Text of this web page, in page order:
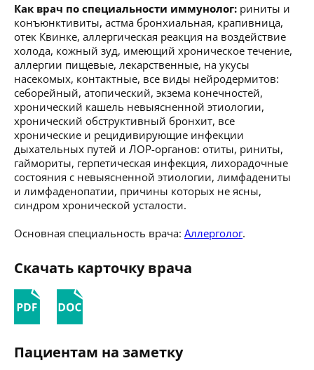
Как врач по специальности иммунолог: риниты и
конъюнктивиты, астма бронхиальная, крапивница,
отек Квинке, аллергическая реакция на воздействие
холода, кожный зуд, имеющий хроническое течение,
аллергии пищевые, лекарственные, на укусы
насекомых, контактные, все виды нейродермитов:
себорейный, атопический, экзема конечностей,
хронический кашель невыясненной этиологии,
хронический обструктивный бронхит, все
хронические и рецидивирующие инфекции
дыхательных путей и ЛОР-органов: отиты, риниты,
гаймориты, герпетическая инфекция, лихорадочные
состояния с невыясненной этиологии, лимфадениты
и лимфаденопатии, причины которых не ясны,
синдром хронической усталости.
Основная специальность врача: Аллерголог.
Скачать карточку врача
Пациентам на заметку